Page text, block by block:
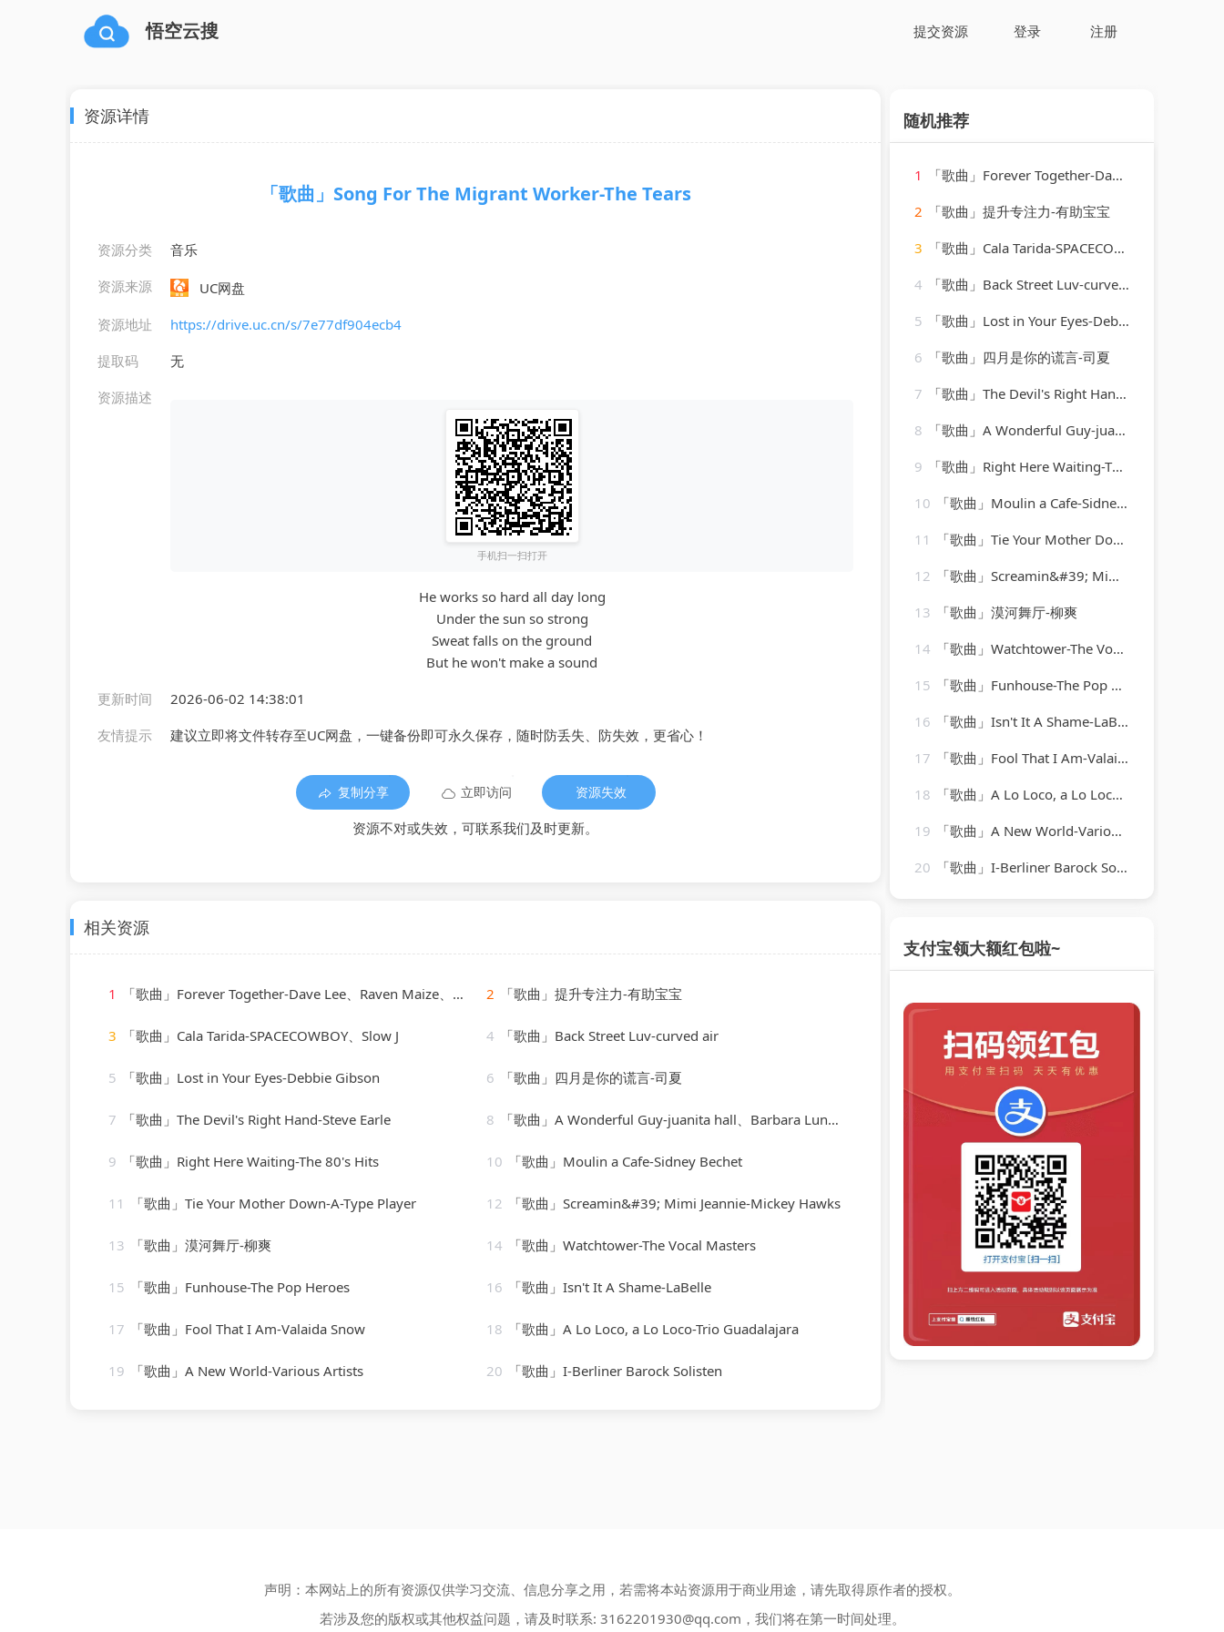
悟空云搜 提交资源 登录 注册
资源详情
「歌曲」Song For The Migrant Worker-The Tears
资源分类
音乐
资源来源
UC网盘
资源地址
https://drive.uc.cn/s/7e77df904ecb4
提取码
无
资源描述
手机扫一扫打开
He works so hard all day long
Under the sun so strong
Sweat falls on the ground
But he won't make a sound
更新时间
2026-06-02 14:38:01
友情提示
建议立即将文件转存至UC网盘，一键备份即可永久保存，随时防丢失、防失效，更省心！
复制分享 立即访问 资源失效
资源不对或失效，可联系我们及时更新。
相关资源
1 「歌曲」Forever Together-Dave Lee、Raven Maize、Cassimm 2 「歌曲」提升专注力-有助宝宝
3 「歌曲」Cala Tarida-SPACECOWBOY、Slow J 4 「歌曲」Back Street Luv-curved air
5 「歌曲」Lost in Your Eyes-Debbie Gibson 6 「歌曲」四月是你的谎言-司夏
7 「歌曲」The Devil's Right Hand-Steve Earle 8 「歌曲」A Wonderful Guy-juanita hall、Barbara Luna、ezio pinza、william tabbert
9 「歌曲」Right Here Waiting-The 80's Hits 10 「歌曲」Moulin a Cafe-Sidney Bechet
11 「歌曲」Tie Your Mother Down-A-Type Player 12 「歌曲」Screamin&#39; Mimi Jeannie-Mickey Hawks
13 「歌曲」漠河舞厅-柳爽 14 「歌曲」Watchtower-The Vocal Masters
15 「歌曲」Funhouse-The Pop Heroes 16 「歌曲」Isn't It A Shame-LaBelle
17 「歌曲」Fool That I Am-Valaida Snow 18 「歌曲」A Lo Loco, a Lo Loco-Trio Guadalajara
19 「歌曲」A New World-Various Artists 20 「歌曲」I-Berliner Barock Solisten
随机推荐
1
「歌曲」Forever Together-Dave Lee、Raven Maize、Cassimm
2
「歌曲」提升专注力-有助宝宝
3
「歌曲」Cala Tarida-SPACECOWBOY、Slow J
4
「歌曲」Back Street Luv-curved air
5
「歌曲」Lost in Your Eyes-Debbie Gibson
6
「歌曲」四月是你的谎言-司夏
7
「歌曲」The Devil's Right Hand-Steve Earle
8
「歌曲」A Wonderful Guy-juanita hall、Barbara Luna、ezio pinza、william tabbert
9
「歌曲」Right Here Waiting-The 80's Hits
10
「歌曲」Moulin a Cafe-Sidney Bechet
11
「歌曲」Tie Your Mother Down-A-Type Player
12
「歌曲」Screamin&#39; Mimi Jeannie-Mickey Hawks
13
「歌曲」漠河舞厅-柳爽
14
「歌曲」Watchtower-The Vocal Masters
15
「歌曲」Funhouse-The Pop Heroes
16
「歌曲」Isn't It A Shame-LaBelle
17
「歌曲」Fool That I Am-Valaida Snow
18
「歌曲」A Lo Loco, a Lo Loco-Trio Guadalajara
19
「歌曲」A New World-Various Artists
20
「歌曲」I-Berliner Barock Solisten
支付宝领大额红包啦~
声明：本网站上的所有资源仅供学习交流、信息分享之用，若需将本站资源用于商业用途，请先取得原作者的授权。
若涉及您的版权或其他权益问题，请及时联系: 3162201930@qq.com ，我们将在第一时间处理。